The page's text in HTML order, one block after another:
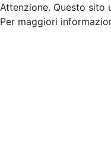
Attenzione. Questo
Per maggiori